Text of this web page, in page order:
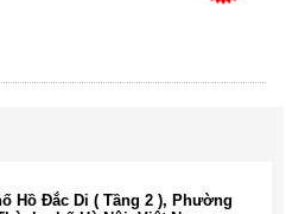
Hồ Đắc Di ( Tầng 2 ), Phường